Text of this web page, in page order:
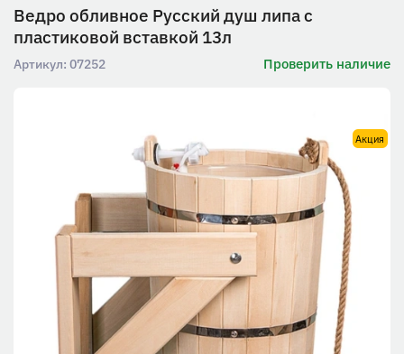
Ведро обливное Русский душ липа с
пластиковой вставкой 13л
Артикул: 07252 Проверить наличие
Акция